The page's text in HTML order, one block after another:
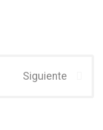
Siguiente